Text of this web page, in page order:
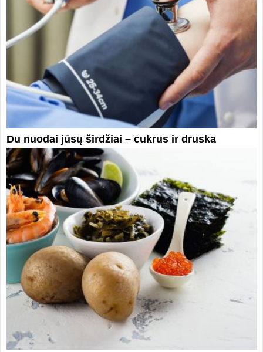
Du nuodai jūsų širdžiai – cukrus ir druska